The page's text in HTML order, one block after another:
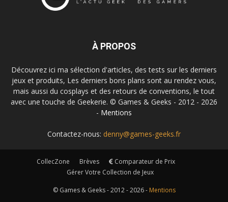
À PROPOS
Découvrez ici ma sélection d'articles, des tests sur les derniers
jeux et produits, Les derniers bons plans sont au rendez vous,
mais aussi du cosplays et des retours de conventions, le tout
avec une touche de Geekerie. © Games & Geeks - 2012 - 2026
- Mentions
Contactez-nous: denny@games-geeks.fr
CollecZone Brèves
Comparateur de Prix
Gérer Votre Collection de Jeux
© Games & Geeks - 2012 - 2026 - Mentions